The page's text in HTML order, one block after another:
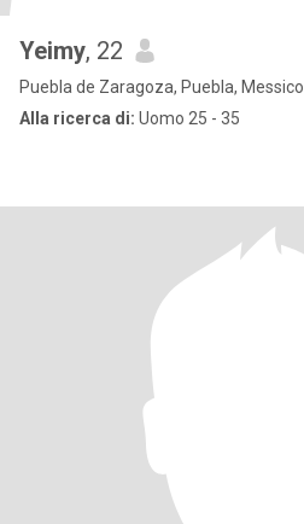
Yeimy, 22
Puebla de Zaragoza, Puebla, Messico
Alla ricerca di: Uomo 25 - 35